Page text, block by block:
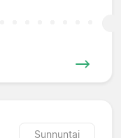
Sunnuntai